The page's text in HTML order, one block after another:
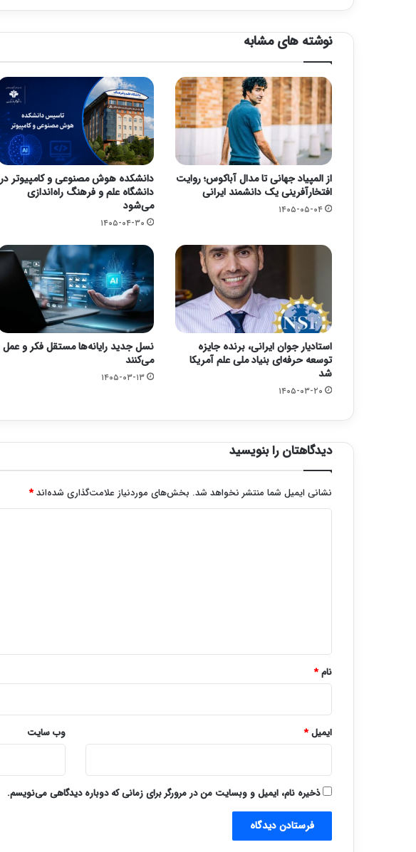
نوشته های مشابه
از المپیاد جهانی تا مدال آباکوس؛ روایت
افتخارآفرینی یک دانشمند ایرانی
۱۴۰۵-۰۵-۰۴
دانشکده هوش مصنوعی و کامپیوتر در
دانشگاه علم و فرهنگ راه‌اندازی
می‌شود
۱۴۰۵-۰۴-۳۰
استادیار جوان ایرانی، برنده جایزه
توسعه حرفه‌ای بنیاد ملی علم آمریکا
شد
۱۴۰۵-۰۳-۲۰
نسل جدید رایانه‌ها مستقل فکر و عمل
می‌کنند
۱۴۰۵-۰۳-۱۳
دیدگاهتان را بنویسید
نشانی ایمیل شما منتشر نخواهد شد. بخش‌های موردنیاز علامت‌گذاری شده‌اند*
نام*
ایمیل* وب‌ سایت
ذخیره نام، ایمیل و وبسایت من در مرورگر برای زمانی که دوباره دیدگاهی می‌نویسم.